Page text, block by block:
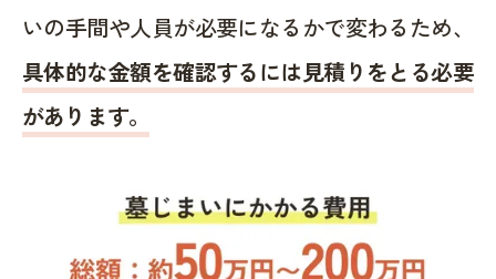
いの手間や人員が必要になるかで変わるため、
具体的な金額を確認するには見積りをとる必要
があります。